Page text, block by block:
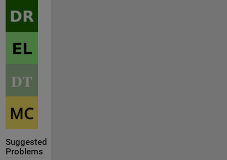
Suggested
Problems